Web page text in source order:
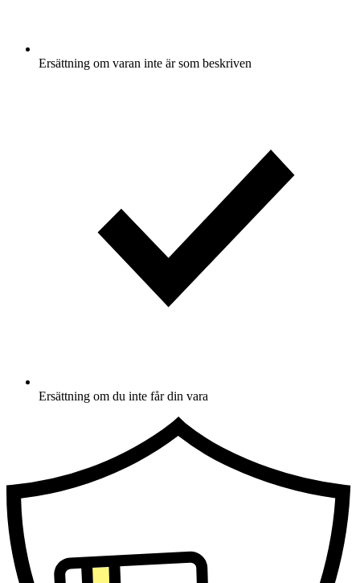
Ersättning om varan inte är som beskriven
Ersättning om du inte får din vara